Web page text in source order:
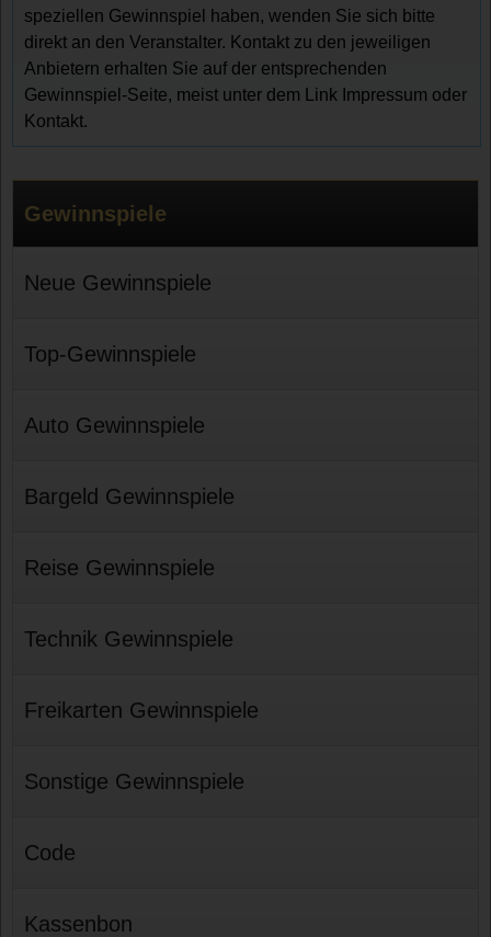
speziellen Gewinnspiel haben, wenden Sie sich bitte
direkt an den Veranstalter. Kontakt zu den jeweiligen
Anbietern erhalten Sie auf der entsprechenden
Gewinnspiel-Seite, meist unter dem Link Impressum oder
Kontakt.
Gewinnspiele
Neue Gewinnspiele
Top-Gewinnspiele
Auto Gewinnspiele
Bargeld Gewinnspiele
Reise Gewinnspiele
Technik Gewinnspiele
Freikarten Gewinnspiele
Sonstige Gewinnspiele
Code
Kassenbon